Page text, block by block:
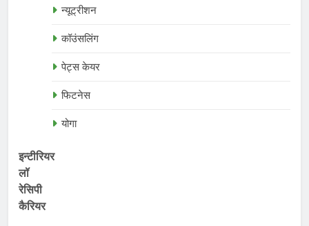
न्यूट्रीशन
कॉउंसलिंग
पेट्स केयर
फिटनेस
योगा
इन्टीरियर
लॉ
रेसिपी
कैरियर